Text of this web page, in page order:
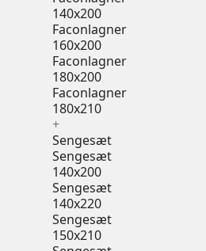
140x200
Faconlagner
160x200
Faconlagner
180x200
Faconlagner
180x210
+
Sengesæt
Sengesæt
140x200
Sengesæt
140x220
Sengesæt
150x210